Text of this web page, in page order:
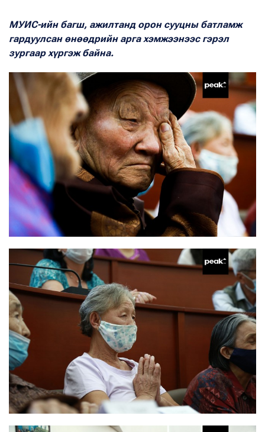
МУИС-ийн багш, ажилтанд орон сууцны батламж
гардуулсан өнөөдрийн арга хэмжээнээс гэрэл
зургаар хүргэж байна.